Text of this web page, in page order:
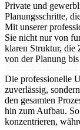
Private und
Planungsschritte,
Mit unserer
Sie nicht nur von
klaren Struktur, die
von der Planung
Die professionelle
zuverlässig,
den gesamten
hin zum Aufbau.
konzentrieren,